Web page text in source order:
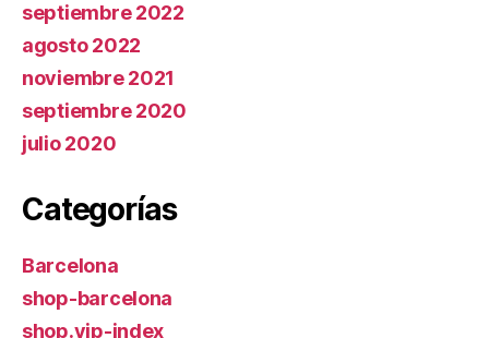
septiembre 2022
agosto 2022
noviembre 2021
septiembre 2020
julio 2020
Categorías
Barcelona
shop-barcelona
shop.vip-index